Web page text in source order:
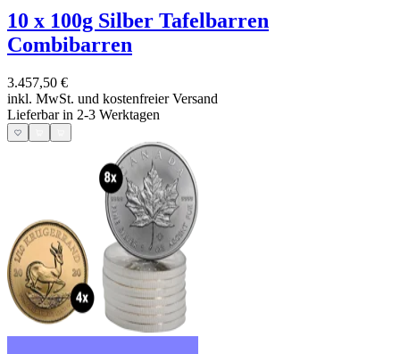
10 x 100g Silber Tafelbarren
Combibarren
3.457,50 €
inkl. MwSt. und kostenfreier Versand
Lieferbar in 2-3 Werktagen